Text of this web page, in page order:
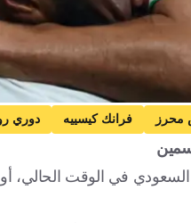
محرز فرانك كيسييه دوري
السعودي في الوقت